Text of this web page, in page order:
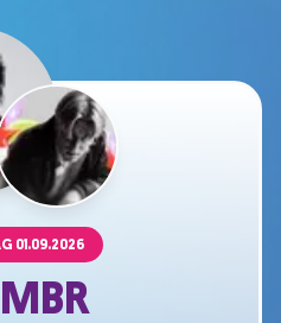
01.09.2026